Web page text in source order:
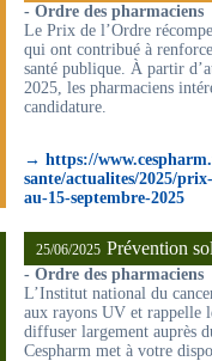
- Ordre des pharmaciens
Le Prix de l’Ordre
qui ont contribué à
santé publique. À partir
2025, les pharmaciens
candidature.
→ https://
sante/actualites/2025/
au-15-septembre-2025
25/06/2025 Prévention
- Ordre des pharmaciens
L’Institut national du
aux rayons UV et rappelle
diffuser largement auprès
Cespharm met à votre